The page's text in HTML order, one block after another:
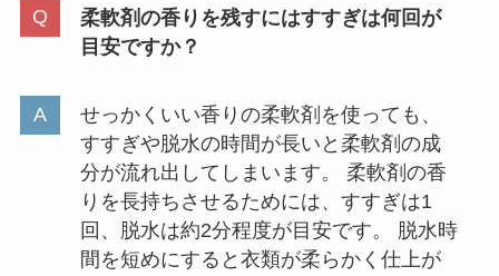
調査！梅心といつもの梅干しの違
いは？
アブラサスの取扱店一覧｜小さ
い・薄い財布のabrAsus店舗や売
ってる場所と値段解説
柔軟剤の香りを残すにはすすぎは何回が
目安ですか？
せっかくいい香りの柔軟剤を使っても、
すすぎや脱水の時間が長いと柔軟剤の成
分が流れ出してしまいます。 柔軟剤の香
りを長持ちさせるためには、すすぎは1
回、脱水は約2分程度が目安です。 脱水時
間を短めにすると衣類が柔らかく仕上が